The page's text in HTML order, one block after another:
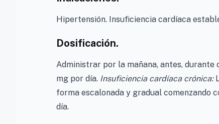
Hipertensión. Insuficiencia cardíaca
Dosificación.
Administrar por la mañana, antes, durante
mg por día. Insuficiencia cardíaca crónica:
forma escalonada y gradual comenzando
día.